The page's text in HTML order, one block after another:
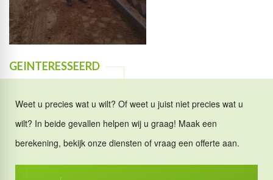
GEINTERESSEERD
Weet u precies wat u wilt? Of weet u juist niet precies wat u
wilt? In beide gevallen helpen wij u graag! Maak een
berekening, bekijk onze diensten of vraag een offerte aan.